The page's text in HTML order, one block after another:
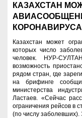
КАЗАХСТАН
КОРОНАВИРУСА
Казахстан может
которых число
человек. НУР-
возможность
рядом стран, где
на брифинге
министерства
Ластаев. «Сейчас
ограничения рейсов в
(по числу заболевших).